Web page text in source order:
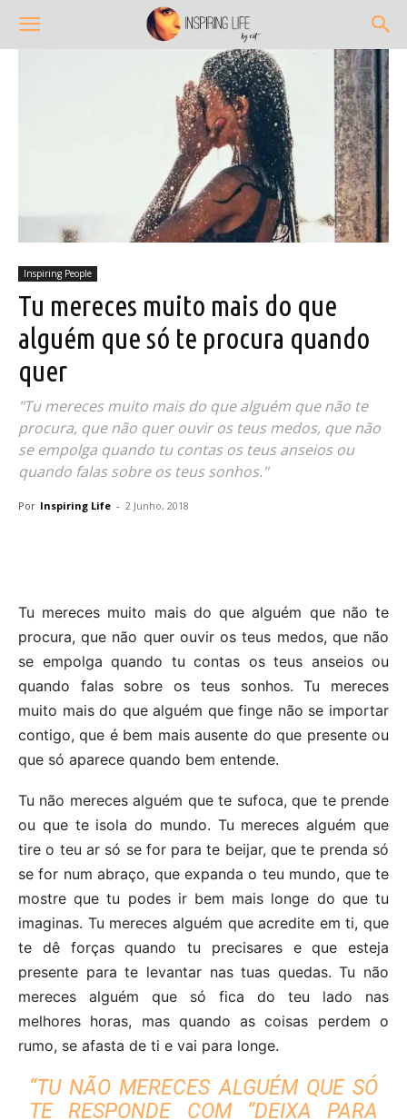
Inspiring People
Tu mereces muito mais do que
alguém que só te procura quando
quer
"Tu mereces muito mais do que alguém que não te
procura, que não quer ouvir os teus medos, que não
se empolga quando tu contas os teus anseios ou
quando falas sobre os teus sonhos."
Por Inspiring Life - 2 Junho, 2018
Tu mereces muito mais do que alguém que não te
procura, que não quer ouvir os teus medos, que não
se empolga quando tu contas os teus anseios ou
quando falas sobre os teus sonhos. Tu mereces
muito mais do que alguém que finge não se importar
contigo, que é bem mais ausente do que presente ou
que só aparece quando bem entende.
Tu não mereces alguém que te sufoca, que te prende
ou que te isola do mundo. Tu mereces alguém que
tire o teu ar só se for para te beijar, que te prenda só
se for num abraço, que expanda o teu mundo, que te
mostre que tu podes ir bem mais longe do que tu
imaginas. Tu mereces alguém que acredite em ti, que
te dê forças quando tu precisares e que esteja
presente para te levantar nas tuas quedas. Tu não
mereces alguém que só fica do teu lado nas
melhores horas, mas quando as coisas perdem o
rumo, se afasta de ti e vai para longe.
“TU NÃO MERECES ALGUÉM QUE SÓ
TE RESPONDE COM ”DEIXA PARA